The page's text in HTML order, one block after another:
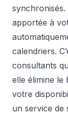
synchronisés.
apportée à
calendriers.
consultants
elle élimine le
votre
un service de